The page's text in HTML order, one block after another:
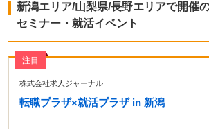
新潟エリア/山梨県/長野エリアで開催
セミナー・就活イベント
注目
株式会社求人ジャーナル
転職プラザ×就活プラザ in 新潟